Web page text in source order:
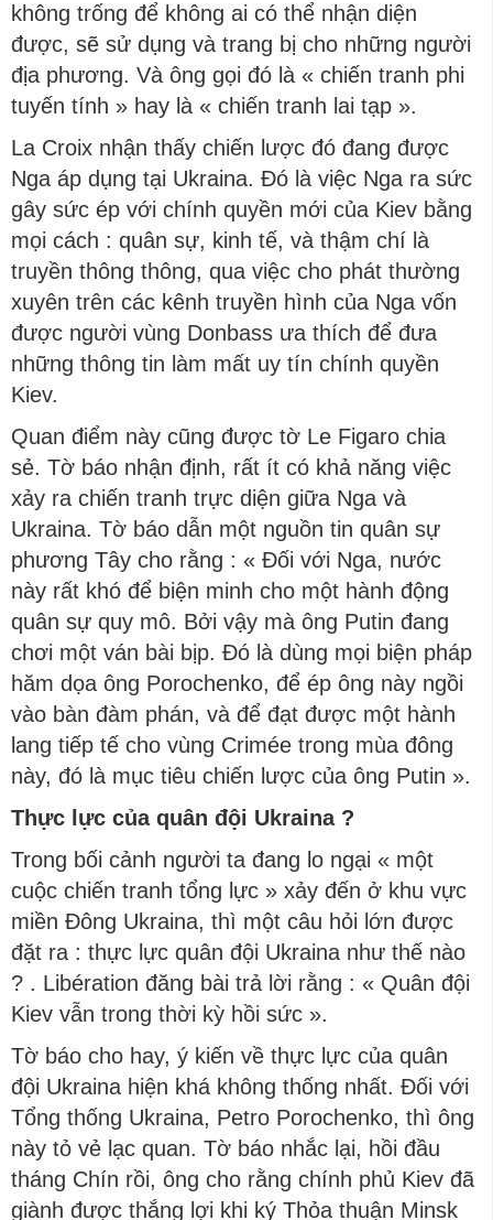
không trống để không ai có thể nhận diện
được, sẽ sử dụng và trang bị cho những người
địa phương. Và ông gọi đó là « chiến tranh phi
tuyến tính » hay là « chiến tranh lai tạp ».
La Croix nhận thấy chiến lược đó đang được
Nga áp dụng tại Ukraina. Đó là việc Nga ra sức
gây sức ép với chính quyền mới của Kiev bằng
mọi cách : quân sự, kinh tế, và thậm chí là
truyền thông thông, qua việc cho phát thường
xuyên trên các kênh truyền hình của Nga vốn
được người vùng Donbass ưa thích để đưa
những thông tin làm mất uy tín chính quyền
Kiev.
Quan điểm này cũng được tờ Le Figaro chia
sẻ. Tờ báo nhận định, rất ít có khả năng việc
xảy ra chiến tranh trực diện giữa Nga và
Ukraina. Tờ báo dẫn một nguồn tin quân sự
phương Tây cho rằng : « Đối với Nga, nước
này rất khó để biện minh cho một hành động
quân sự quy mô. Bởi vậy mà ông Putin đang
chơi một ván bài bịp. Đó là dùng mọi biện pháp
hăm dọa ông Porochenko, để ép ông này ngồi
vào bàn đàm phán, và để đạt được một hành
lang tiếp tế cho vùng Crimée trong mùa đông
này, đó là mục tiêu chiến lược của ông Putin ».
Thực lực của quân đội Ukraina ?
Trong bối cảnh người ta đang lo ngại « một
cuộc chiến tranh tổng lực » xảy đến ở khu vực
miền Đông Ukraina, thì một câu hỏi lớn được
đặt ra : thực lực quân đội Ukraina như thế nào
? . Libération đăng bài trả lời rằng : « Quân đội
Kiev vẫn trong thời kỳ hồi sức ».
Tờ báo cho hay, ý kiến về thực lực của quân
đội Ukraina hiện khá không thống nhất. Đối với
Tổng thống Ukraina, Petro Porochenko, thì ông
này tỏ vẻ lạc quan. Tờ báo nhắc lại, hồi đầu
tháng Chín rồi, ông cho rằng chính phủ Kiev đã
giành được thắng lợi khi ký Thỏa thuận Minsk